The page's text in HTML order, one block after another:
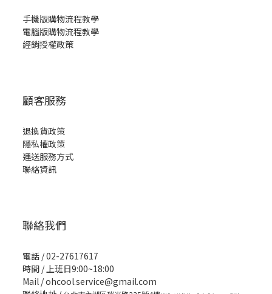
手機版購物流程教學
電腦版購物流程教學
經銷授權政策
顧客服務
退換貨政策
隱私權政策
運送服務方式
聯絡資訊
聯絡我們
電話 / 02-27617617
時間 / 上班日9:00~18:00
Mail / ohcool.service@gmail.com